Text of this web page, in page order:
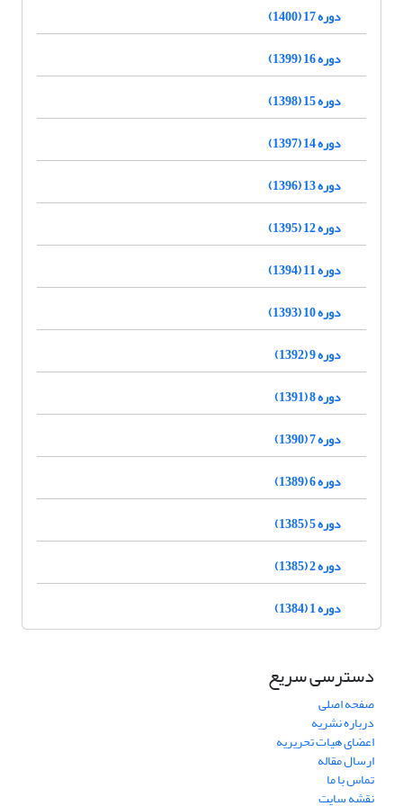
دوره 17 (1400)
دوره 16 (1399)
دوره 15 (1398)
دوره 14 (1397)
دوره 13 (1396)
دوره 12 (1395)
دوره 11 (1394)
دوره 10 (1393)
دوره 9 (1392)
دوره 8 (1391)
دوره 7 (1390)
دوره 6 (1389)
دوره 5 (1385)
دوره 2 (1385)
دوره 1 (1384)
دسترسی سریع
صفحه اصلی
درباره نشریه
اعضای هیات تحریریه
ارسال مقاله
تماس با ما
نقشه سایت